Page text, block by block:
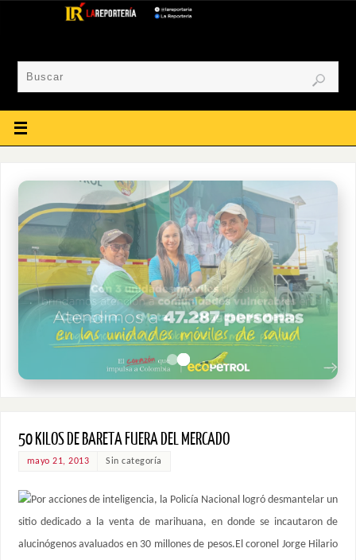
50 KILOS DE BARETA FUERA DEL MERCADO
mayo 21, 2013 Sin categoría
Por acciones de inteligencia, la Policía Nacional logró desmantelar un
sitio dedicado a la venta de marihuana, en donde se incautaron de
alucinógenos avaluados en 30 millones de pesos.El coronel Jorge Hilario